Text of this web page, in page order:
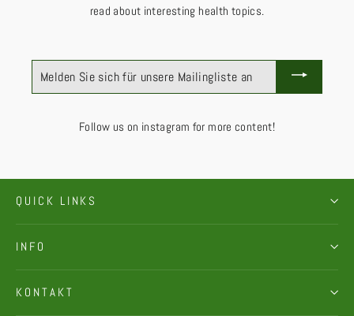
read about interesting health topics.
FÜR
Follow us on instagram for more content!
QUICK LINKS
INFO
KONTAKT